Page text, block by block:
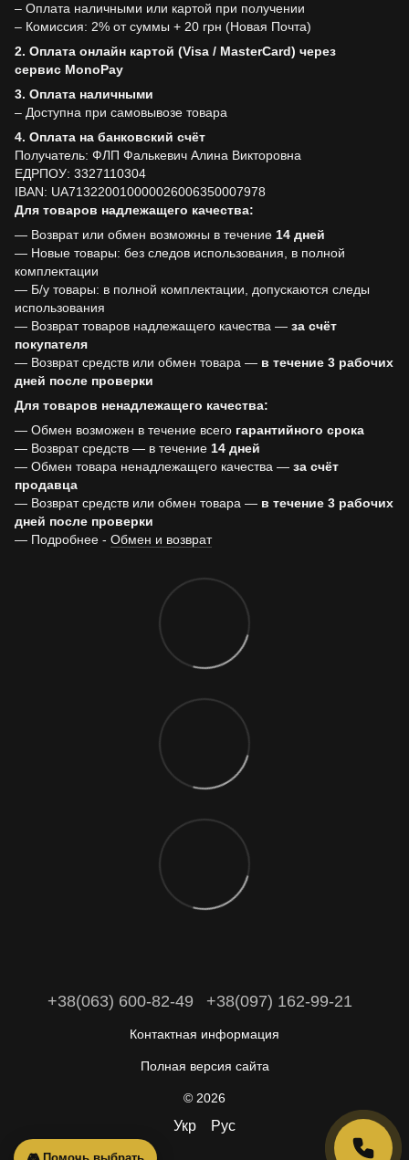
– Оплата наличными или картой при получении
– Комиссия: 2% от суммы + 20 грн (Новая Почта)
2. Оплата онлайн картой (Visa / MasterCard) через
сервис MonoPay
3. Оплата наличными
– Доступна при самовывозе товара
4. Оплата на банковский счёт
Получатель: ФЛП Фалькевич Алина Викторовна
ЕДРПОУ: 3327110304
IBAN: UA713220010000026006350007978
Для товаров надлежащего качества:
— Возврат или обмен возможны в течение 14 дней
— Новые товары: без следов использования, в полной
комплектации
— Б/у товары: в полной комплектации, допускаются следы
использования
— Возврат товаров надлежащего качества — за счёт
покупателя
— Возврат средств или обмен товара — в течение 3 рабочих
дней после проверки
Для товаров ненадлежащего качества:
— Обмен возможен в течение всего гарантийного срока
— Возврат средств — в течение 14 дней
— Обмен товара ненадлежащего качества — за счёт
продавца
— Возврат средств или обмен товара — в течение 3 рабочих
дней после проверки
— Подробнее - Обмен и возврат
+38(063) 600-82-49 +38(097) 162-99-21
Контактная информация
Полная версия сайта
© 2026
Укр Рус